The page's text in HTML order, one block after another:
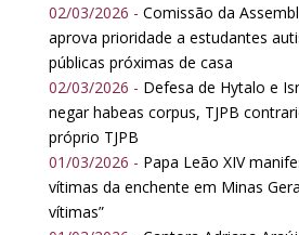
02/03/2026 - Comissão da
aprova prioridade a estudantes
públicas próximas de casa
02/03/2026 - Defesa de Hytalo e
negar habeas corpus, TJPB
próprio TJPB
01/03/2026 - Papa Leão XIV
vítimas da enchente em Minas
vítimas”